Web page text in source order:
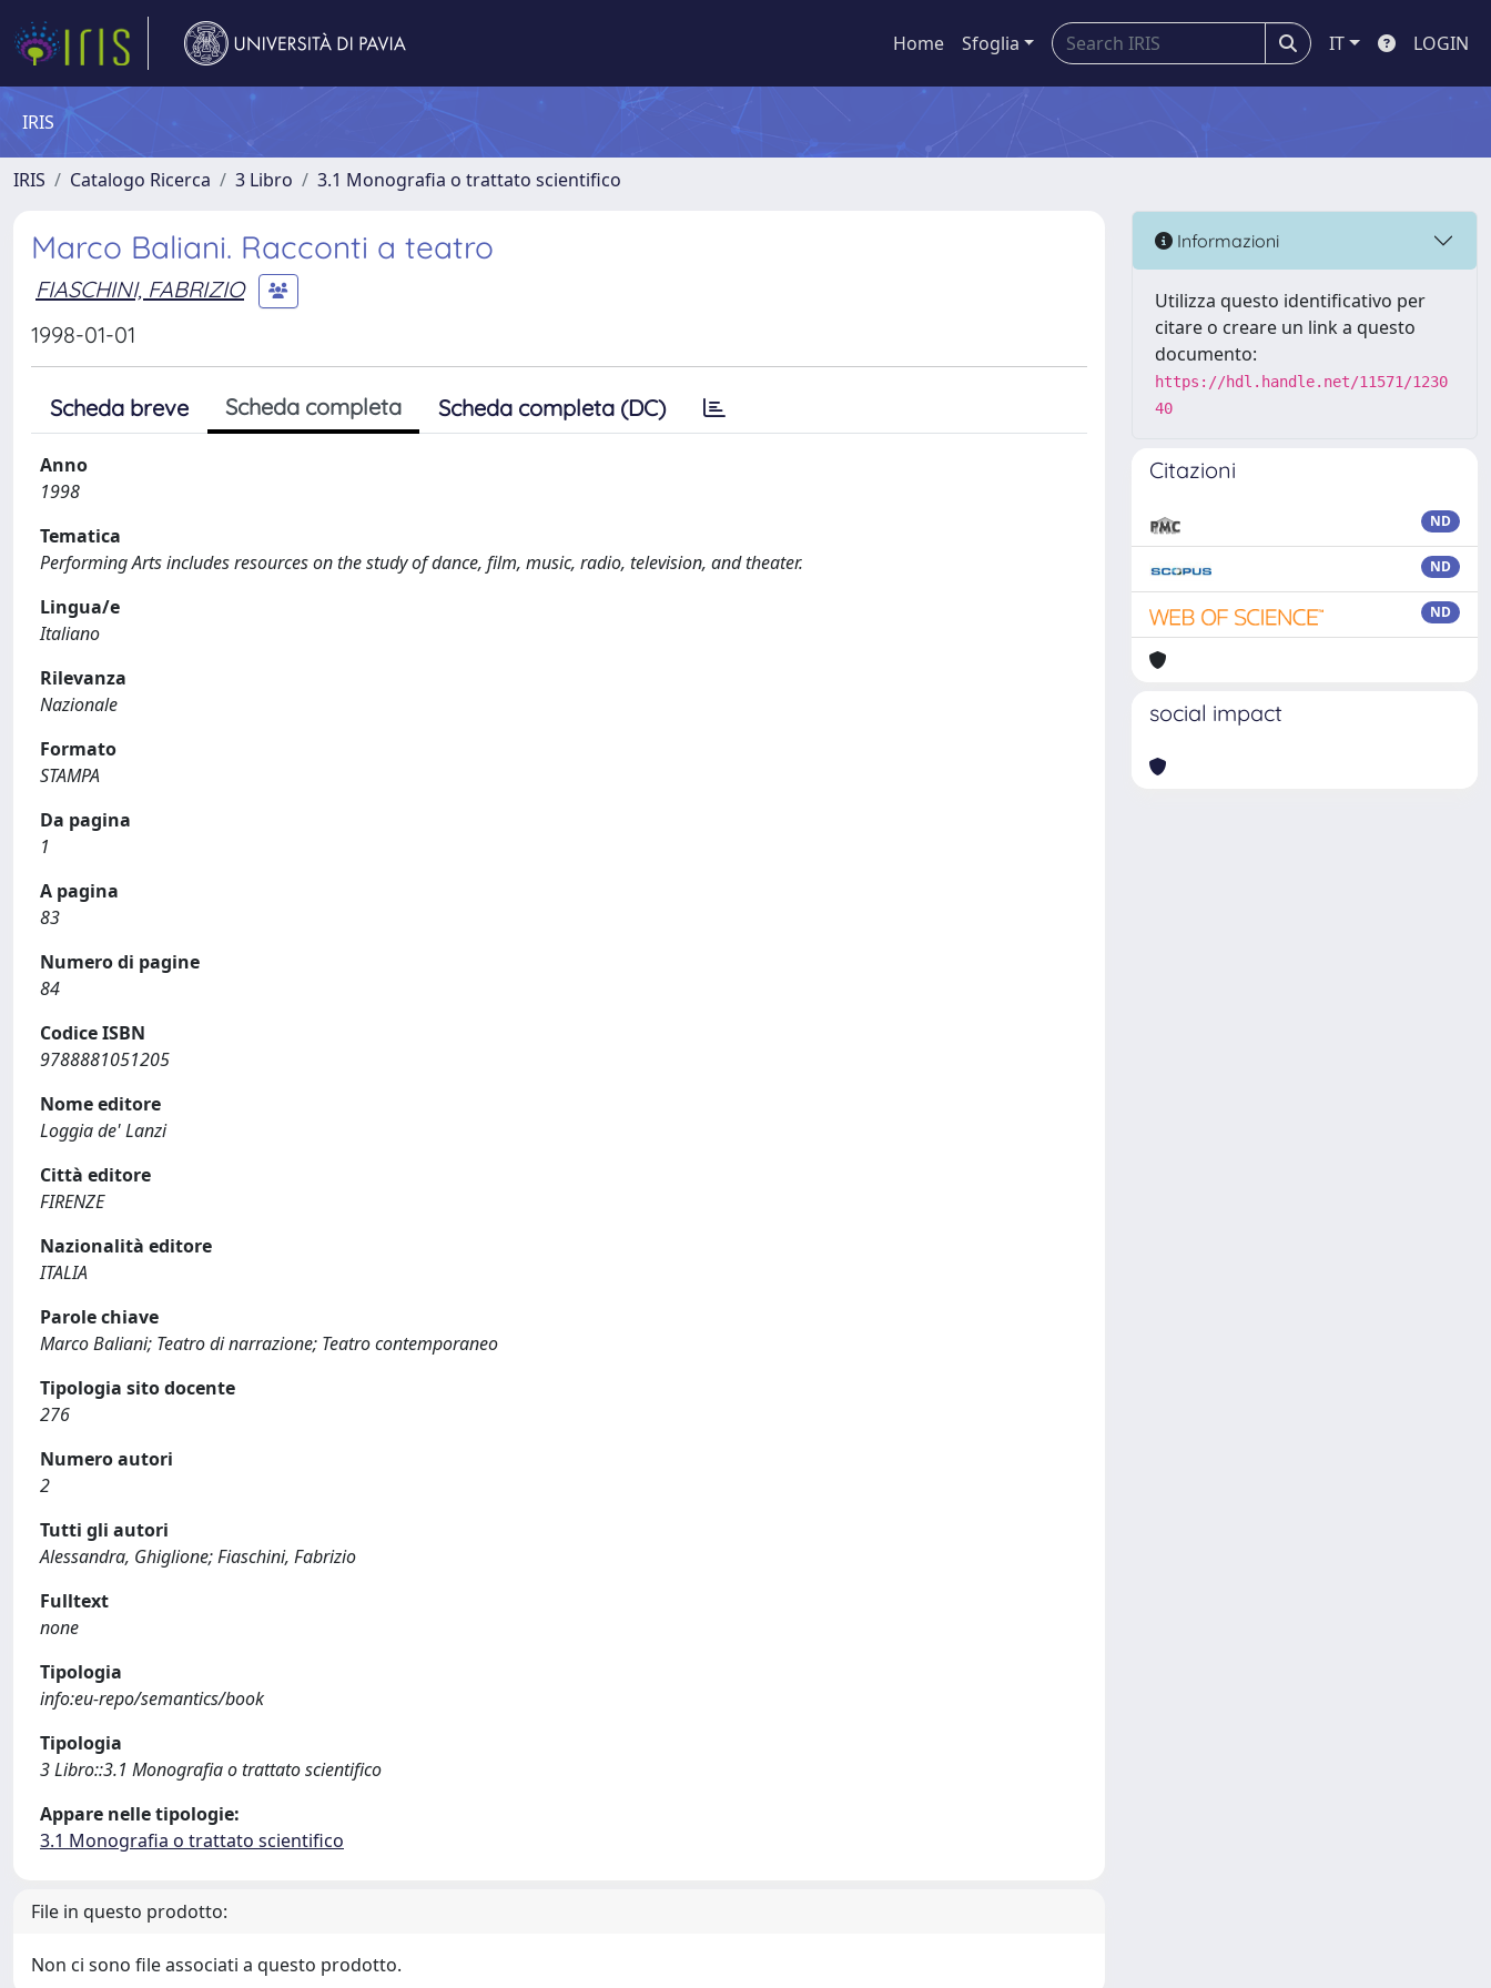
Home Sfoglia IT LOGIN
IRIS
IRIS Catalogo Ricerca 3 Libro 3.1 Monografia o trattato scientifico
Marco Baliani. Racconti a teatro
FIASCHINI, FABRIZIO
1998-01-01
Scheda breve Scheda completa Scheda completa (DC)
Anno
1998
Tematica
Performing Arts includes resources on the study of dance, film, music, radio, television, and theater.
Lingua/e
Italiano
Rilevanza
Nazionale
Formato
STAMPA
Da pagina
1
A pagina
83
Numero di pagine
84
Codice ISBN
9788881051205
Nome editore
Loggia de' Lanzi
Città editore
FIRENZE
Nazionalità editore
ITALIA
Parole chiave
Marco Baliani; Teatro di narrazione; Teatro contemporaneo
Tipologia sito docente
276
Numero autori
2
Tutti gli autori
Alessandra, Ghiglione; Fiaschini, Fabrizio
Fulltext
none
Tipologia
info:eu-repo/semantics/book
Tipologia
3 Libro::3.1 Monografia o trattato scientifico
Appare nelle tipologie:
3.1 Monografia o trattato scientifico
File in questo prodotto:
Non ci sono file associati a questo prodotto.
Informazioni
Utilizza questo identificativo per
citare o creare un link a questo
documento:
https://hdl.handle.net/11571/1230
40
Citazioni
ND
ND
ND
social impact